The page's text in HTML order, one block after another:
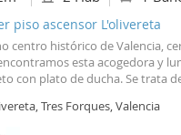
piso ascensor L'olivereta
centro histórico de Valencia,
esta acogedora y
con plato de ducha. Se trata
accedemos a una amplia
Tres Forques, Valencia